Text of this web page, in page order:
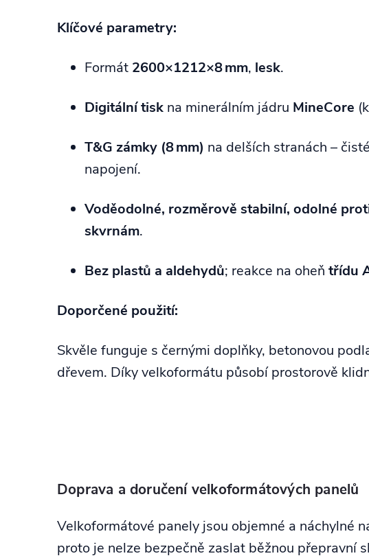
Klíčové parametry:
Formát 2600×1212×8 mm, lesk.
Digitální tisk na minerálním jádru MineCore
T&G zámky (8 mm) na delších stranách –
napojení.
Voděodolné, rozměrově stabilní, odolné
skvrnám.
Bez plastů a aldehydů; reakce na oheň třídu
Doporčené použití:
Skvěle funguje s černými doplňky, betonovou
dřevem. Díky velkoformátu působí prostorově
Doprava a doručení velkoformátových panelů
Velkoformátové panely jsou objemné a náchylné
proto je nelze bezpečně zaslat běžnou přepravní